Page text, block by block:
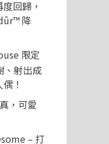
回歸，
降
限定
、射出成
！
，可愛
– 打